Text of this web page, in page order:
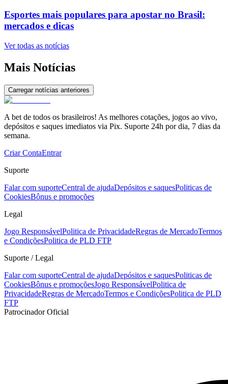
Esportes mais populares para apostar no Brasil:
mercados e dicas
Ver todas as notícias
Mais Notícias
Carregar notícias anteriores
A bet de todos os brasileiros! As melhores cotações, jogos ao vivo,
depósitos e saques imediatos via Pix. Suporte 24h por dia, 7 dias da
semana.
Criar ContaEntrar
Suporte
Falar com suporteCentral de ajudaDepósitos e saquesPoliticas de
CookiesBônus e promoções
Legal
Jogo ResponsávelPolitica de PrivacidadeRegras de MercadoTermos
e CondiçõesPolitica de PLD FTP
Suporte / Legal
Falar com suporteCentral de ajudaDepósitos e saquesPoliticas de
CookiesBônus e promoçõesJogo ResponsávelPolitica de
PrivacidadeRegras de MercadoTermos e CondiçõesPolitica de PLD
FTP
Patrocinador Oficial